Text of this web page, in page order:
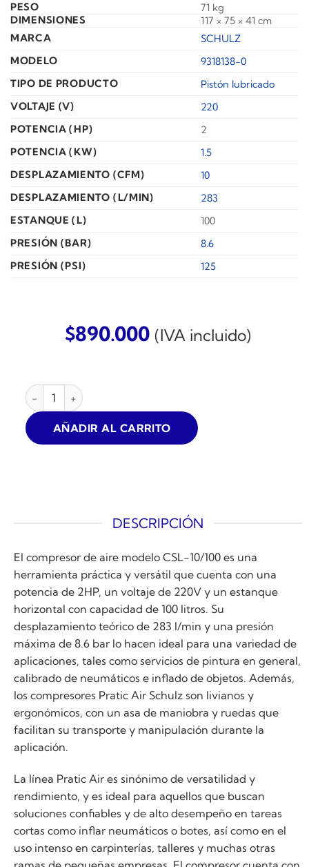
PESO
71 kg
DIMENSIONES
117 × 75 × 41 cm
MARCA
SCHULZ
MODELO
9318138-0
TIPO DE PRODUCTO
Pistón lubricado
VOLTAJE (V)
220
POTENCIA (HP)
2
POTENCIA (KW)
1.5
DESPLAZAMIENTO (CFM)
10
DESPLAZAMIENTO (L/MIN)
283
ESTANQUE (L)
100
PRESIÓN (BAR)
8.6
PRESIÓN (PSI)
125
$890.000 (IVA incluido)
COMPRESOR DE AIRE SCHULZ CSL-10 PRATIC 2HP 100L
AÑADIR AL CARRITO
DESCRIPCIÓN
El compresor de aire modelo CSL-10/100 es una
herramienta práctica y versátil que cuenta con una
potencia de 2HP, un voltaje de 220V y un estanque
horizontal con capacidad de 100 litros. Su
desplazamiento teórico de 283 l/min y una presión
máxima de 8.6 bar lo hacen ideal para una variedad de
aplicaciones, tales como servicios de pintura en general,
calibrado de neumáticos e inflado de objetos. Además,
los compresores Pratic Air Schulz son livianos y
ergonómicos, con un asa de maniobra y ruedas que
facilitan su transporte y manipulación durante la
aplicación.
La línea Pratic Air es sinónimo de versatilidad y
rendimiento, y es ideal para aquellos que buscan
soluciones confiables y de alto desempeño en tareas
cortas como inflar neumáticos o botes, así como en el
uso intenso en carpinterías, talleres y muchas otras